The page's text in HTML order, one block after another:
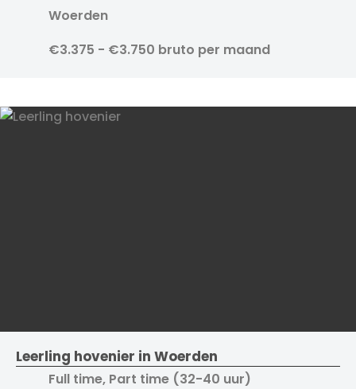
Woerden
€3.375 - €3.750 bruto per maand
Leerling hovenier in Woerden
Full time, Part time (32-40 uur)